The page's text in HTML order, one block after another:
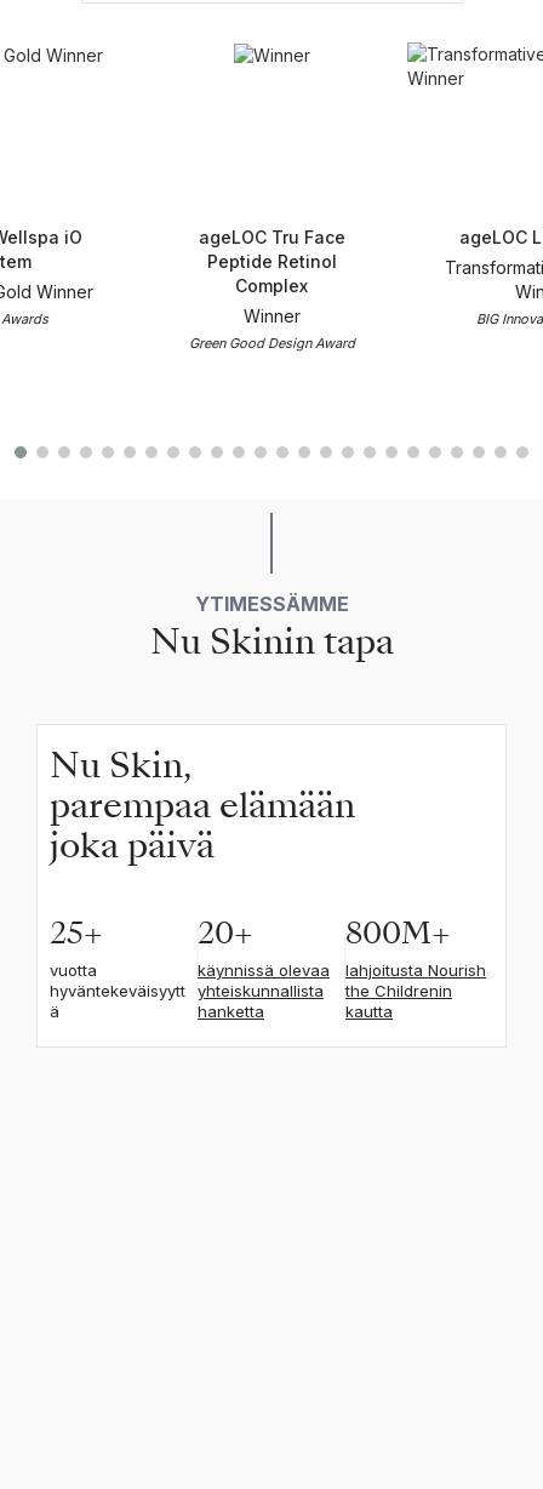
iO
Winner
ageLOC Tru Face
Peptide Retinol
Complex
Winner
Green Good Design Award
ageLOC
BIG
YTIMESSÄMME
Nu Skinin tapa
Nu Skin,
parempaa elämään
joka päivä
25+
vuotta
hyväntekeväisyytt
ä
20+
käynnissä olevaa
yhteiskunnallista
hanketta
800M+
lahjoitusta Nourish
the Childrenin
kautta